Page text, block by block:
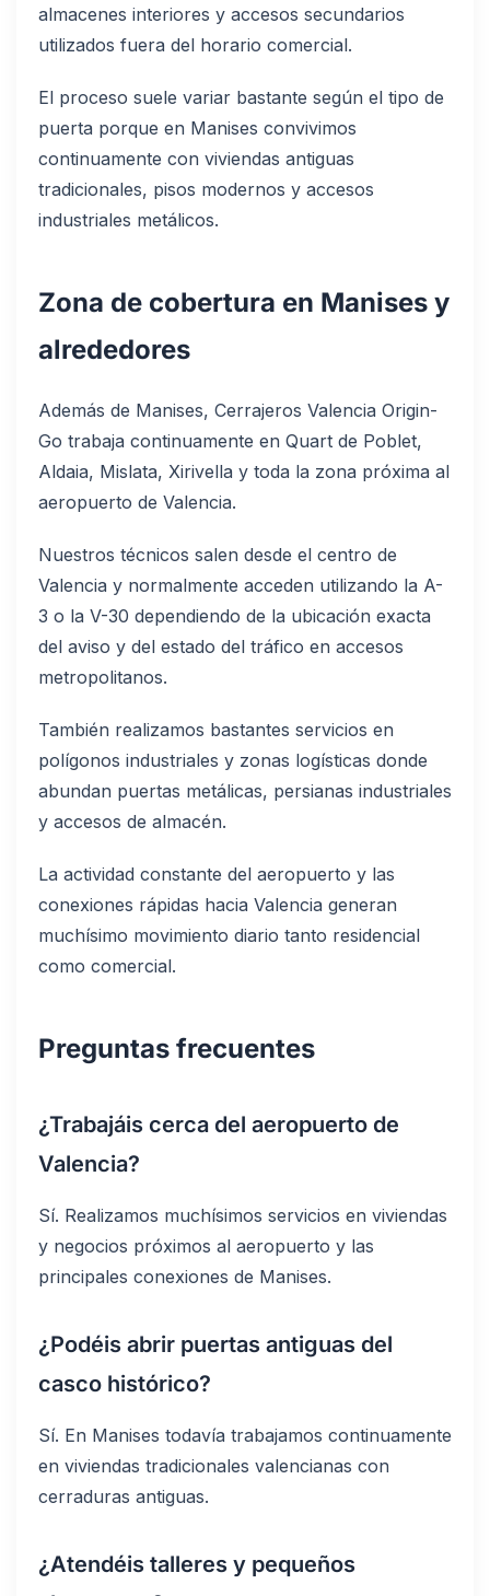
almacenes interiores y accesos secundarios
utilizados fuera del horario comercial.
El proceso suele variar bastante según el tipo de
puerta porque en Manises convivimos
continuamente con viviendas antiguas
tradicionales, pisos modernos y accesos
industriales metálicos.
Zona de cobertura en Manises y
alrededores
Además de Manises, Cerrajeros Valencia Origin-
Go trabaja continuamente en Quart de Poblet,
Aldaia, Mislata, Xirivella y toda la zona próxima al
aeropuerto de Valencia.
Nuestros técnicos salen desde el centro de
Valencia y normalmente acceden utilizando la A-
3 o la V-30 dependiendo de la ubicación exacta
del aviso y del estado del tráfico en accesos
metropolitanos.
También realizamos bastantes servicios en
polígonos industriales y zonas logísticas donde
abundan puertas metálicas, persianas industriales
y accesos de almacén.
La actividad constante del aeropuerto y las
conexiones rápidas hacia Valencia generan
muchísimo movimiento diario tanto residencial
como comercial.
Preguntas frecuentes
¿Trabajáis cerca del aeropuerto de
Valencia?
Sí. Realizamos muchísimos servicios en viviendas
y negocios próximos al aeropuerto y las
principales conexiones de Manises.
¿Podéis abrir puertas antiguas del
casco histórico?
Sí. En Manises todavía trabajamos continuamente
en viviendas tradicionales valencianas con
cerraduras antiguas.
¿Atendéis talleres y pequeños